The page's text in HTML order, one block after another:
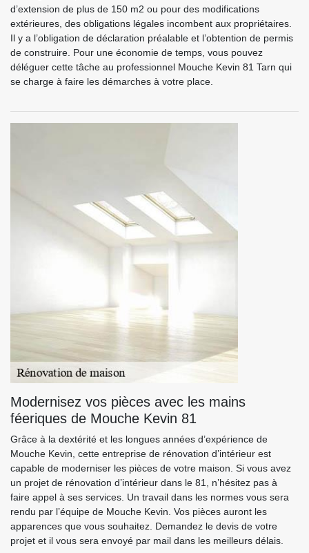
d’extension de plus de 150 m2 ou pour des modifications
extérieures, des obligations légales incombent aux propriétaires.
Il y a l’obligation de déclaration préalable et l’obtention de permis
de construire. Pour une économie de temps, vous pouvez
déléguer cette tâche au professionnel Mouche Kevin 81 Tarn qui
se charge à faire les démarches à votre place.
Modernisez vos pièces avec les mains
féeriques de Mouche Kevin 81
Grâce à la dextérité et les longues années d’expérience de
Mouche Kevin, cette entreprise de rénovation d’intérieur est
capable de moderniser les pièces de votre maison. Si vous avez
un projet de rénovation d’intérieur dans le 81, n’hésitez pas à
faire appel à ses services. Un travail dans les normes vous sera
rendu par l’équipe de Mouche Kevin. Vos pièces auront les
apparences que vous souhaitez. Demandez le devis de votre
projet et il vous sera envoyé par mail dans les meilleurs délais.